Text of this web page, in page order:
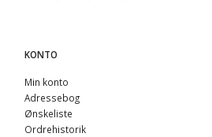
KONTO
Min konto
Adressebog
Ønskeliste
Ordrehistorik